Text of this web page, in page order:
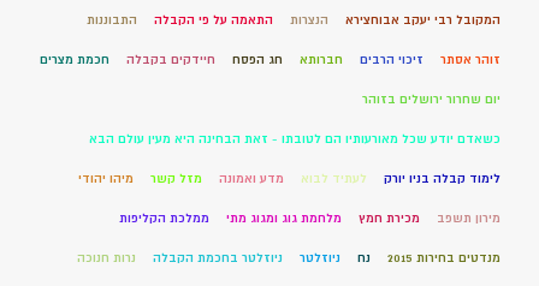
המקובל רבי יעקב אבוחצירא הנצרות התאמה על פי הקבלה התבוננות
זוהר אסתר זיכוי הרבים חברותא חג הפסח חיידקים בקבלה חכמת מצרים
יום שחרור ירושלים בזוהר
כשאדם יודע שכל מאורעותיו הם לטובתו - זאת הבחינה היא מעין עולם הבא
לימוד קבלה בניו יורק לעתיד לבוא מדע ואמונה מזל קשר מיהו יהודי
מירון תשפב מכירת חמץ מלחמת גוג ומגוג מתי ממלכת הקליפות
מנדטים בחירות 2015 נח ניוזלטר ניוזלטר בחכמת הקבלה נרות חנוכה